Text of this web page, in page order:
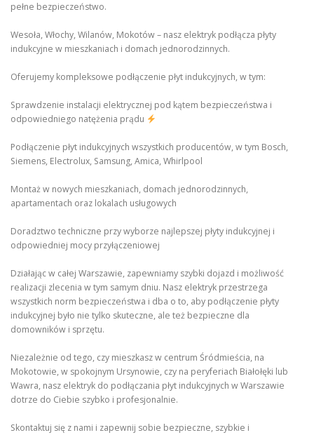
pełne bezpieczeństwo.
Wesoła, Włochy, Wilanów, Mokotów – nasz elektryk podłącza płyty
indukcyjne w mieszkaniach i domach jednorodzinnych.
Oferujemy kompleksowe podłączenie płyt indukcyjnych, w tym:
Sprawdzenie instalacji elektrycznej pod kątem bezpieczeństwa i
odpowiedniego natężenia prądu
Podłączenie płyt indukcyjnych wszystkich producentów, w tym Bosch,
Siemens, Electrolux, Samsung, Amica, Whirlpool
Montaż w nowych mieszkaniach, domach jednorodzinnych,
apartamentach oraz lokalach usługowych
Doradztwo techniczne przy wyborze najlepszej płyty indukcyjnej i
odpowiedniej mocy przyłączeniowej
Działając w całej Warszawie, zapewniamy szybki dojazd i możliwość
realizacji zlecenia w tym samym dniu. Nasz elektryk przestrzega
wszystkich norm bezpieczeństwa i dba o to, aby podłączenie płyty
indukcyjnej było nie tylko skuteczne, ale też bezpieczne dla
domowników i sprzętu.
Niezależnie od tego, czy mieszkasz w centrum Śródmieścia, na
Mokotowie, w spokojnym Ursynowie, czy na peryferiach Białołęki lub
Wawra, nasz elektryk do podłączania płyt indukcyjnych w Warszawie
dotrze do Ciebie szybko i profesjonalnie.
Skontaktuj się z nami i zapewnij sobie bezpieczne, szybkie i